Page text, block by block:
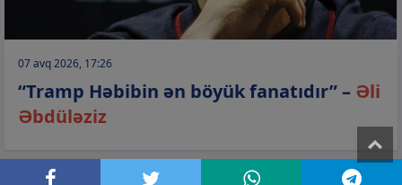
07 avq 2026, 17:26
“Tramp Həbibin ən böyük fanatıdır” – Əli
Əbdüləziz